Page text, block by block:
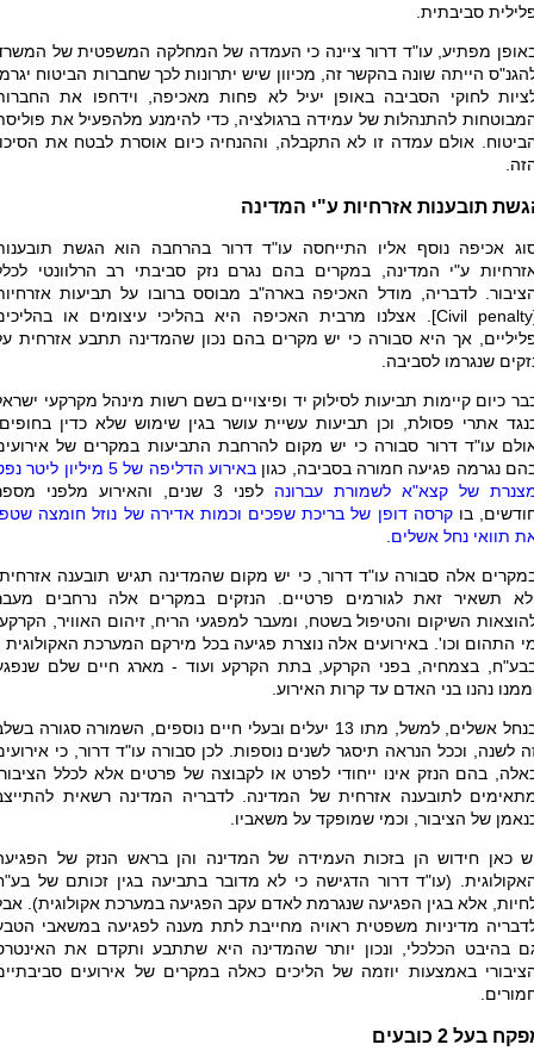
סביבתית.
מפתיע, עו"ד דרור ציינה כי העמדה של המחלקה המשפטית של
הייתה שונה בהקשר זה, מכיוון שיש יתרונות לכך שחברות הביטוח
לחוקי הסביבה באופן יעיל לא פחות מאכיפה, וידחפו את
להתנהלות של עמידה ברגולציה, כדי להימנע מלהפעיל את
אולם עמדה זו לא התקבלה, וההנחיה כיום אוסרת לבטח את
תובענות אזרחיות ע"י המדינה
אכיפה נוסף אליו התייחסה עו"ד דרור בהרחבה הוא הגשת
ע"י המדינה, במקרים בהם נגרם נזק סביבתי רב הרלוונטי
לדבריה, מודל האכיפה בארה"ב מבוסס ברובו על תביעות
Civil penalty]. אצלנו מרבית האכיפה היא בהליכי עיצומים או
אך היא סבורה כי יש מקרים בהם נכון שהמדינה תתבע אזרחית
שנגרמו לסביבה.
כיום קיימות תביעות לסילוק יד ופיצויים בשם רשות מינהל מקרקעי
אתרי פסולת, וכן תביעות עשיית עושר בגין שימוש שלא כדין
עו"ד דרור סבורה כי יש מקום להרחבת התביעות במקרים של
נגרמה פגיעה חמורה בסביבה, כגון
באירוע הדליפה של 5 מיליון ליטר
של קצא"א לשמורת עברונה
לפני 3 שנים, והאירוע מלפני
בוקרסה דופן של בריכת שפכים וכמות אדירה של נוזל חומצה
תוואי נחל אשלים
אלה סבורה עו"ד דרור, כי יש מקום שהמדינה תגיש תובענה
תשאיר זאת לגורמים פרטיים. הנזקים במקרים אלה נרחבים
השיקום והטיפול בשטח, ומעבר למפגעי הריח, זיהום האוויר,
התהום וכו'. באירועים אלה נוצרת פגיעה בכל מירקם המערכת האקולוגית
בצמחיה, בפני הקרקע, בתת הקרקע ועוד - מארג חיים שלם
נהנו בני האדם עד קרות האירוע.
בנחל אשלים, למשל, מתו 13 יעלים ובעלי חיים נוספים, השמורה סגורה
לשנה, וככל הנראה תיסגר לשנים נוספות. לכן סבורה עו"ד דרור, כי
בהם הנזק אינו ייחודי לפרט או לקבוצה של פרטים אלא לכלל
לתובענה אזרחית של המדינה. לדבריה המדינה רשאית
של הציבור, וכמי שמופקד על משאביו.
כאן חידוש הן בזכות העמידה של המדינה והן בראש הנזק של
(עו"ד דרור הדגישה כי לא מדובר בתביעה בגין זכותם של
אלא בגין הפגיעה שנגרמת לאדם עקב הפגיעה במערכת אקולוגית).
מדיניות משפטית ראויה מחייבת לתת מענה לפגיעה במשאבי
בהיבט הכלכלי, ונכון יותר שהמדינה היא שתתבע ותקדם את
באמצעות יוזמה של הליכים כאלה במקרים של אירועים
בעל 2 כובעים